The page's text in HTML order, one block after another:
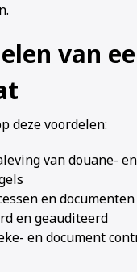
van
deze voordelen:
van douane- en
en
en geauditeerd
en document